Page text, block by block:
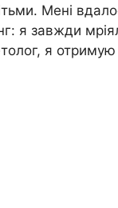
Мені
я завжди
я отримую